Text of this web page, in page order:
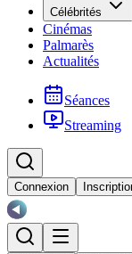
Célébrités
Cinémas
Palmarès
Actualités
Séances
Streaming
Connexion